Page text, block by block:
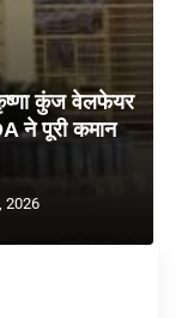
कुंज वेलफेयर
ने पूरी कमान
2026